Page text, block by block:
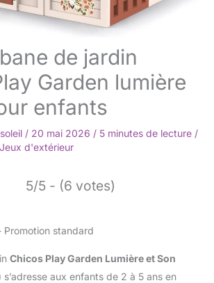
de jardin
Garden lumière
enfants
/ 20 mai 2026 / 5 minutes de lecture /
Jeux d'extérieur
5/5 - (6 votes)
Chicos Play Garden Lumière et Son
aux enfants de 2 à 5 ans en